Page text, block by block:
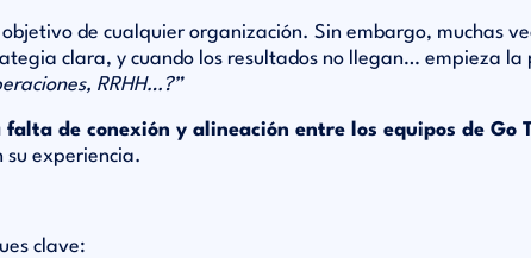
de cualquier organización. Sin embargo, muchas
clara, y cuando los resultados no llegan… empieza la
RRHH…?”
falta de conexión y alineación entre los equipos de Go
su experiencia.
clave: